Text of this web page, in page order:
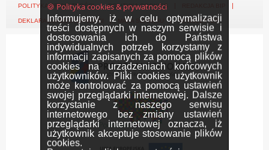
🍪 Polityka cookies & prywatności
Informujemy, iż w celu optymalizacji
treści dostępnych w naszym serwisie i
dostosowania ich do Państwa
indywidualnych potrzeb korzystamy z
informacji zapisanych za pomocą plików
cookies na urządzeniach końcowych
użytkowników. Pliki cookies użytkownik
może kontrolować za pomocą ustawień
swojej przeglądarki internetowej. Dalsze
korzystanie z naszego serwisu
internetowego bez zmiany ustawień
przeglądarki internetowej oznacza, iż
użytkownik akceptuje stosowanie plików
cookies.
POLITYKA PRYWATNOŚCI POLITYKA COOKIES
DEKLARACJA DOSTĘPNOŚCI MAPA SERWISU NEWSLETTER